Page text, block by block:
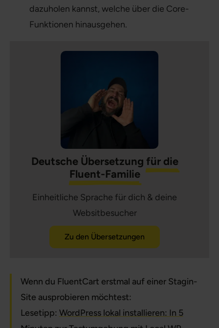
dazuholen kannst, welche über die Core-
Funktionen hinausgehen.
Deutsche Übersetzung für die
Fluent-Familie
Einheitliche Sprache für dich & deine
Websitbesucher
Zu den Übersetzungen
Wenn du FluentCart erstmal auf einer Stagin-
Site ausprobieren möchtest:
Lesetipp: WordPress lokal installieren: In 5